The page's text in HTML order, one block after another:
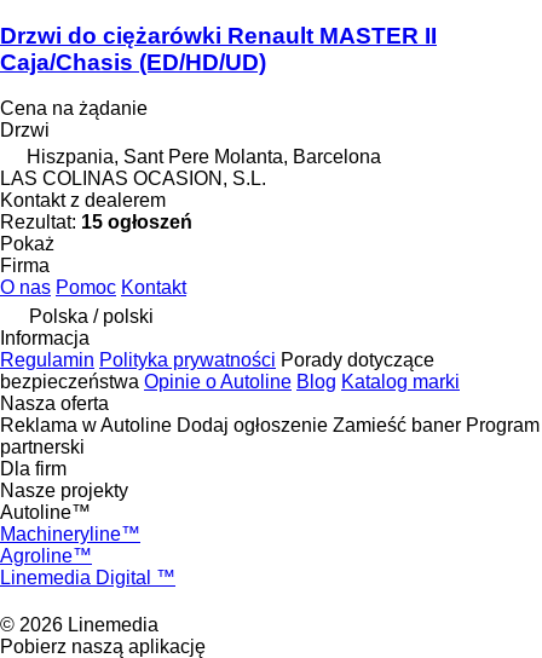
Drzwi do ciężarówki Renault MASTER II
Caja/Chasis (ED/HD/UD)
Cena na żądanie
Drzwi
Hiszpania, Sant Pere Molanta, Barcelona
LAS COLINAS OCASION, S.L.
Kontakt z dealerem
Rezultat: 15 ogłoszeń
Pokaż
Firma
O nas Pomoc Kontakt
Polska / polski
Informacja
Regulamin Polityka prywatności Porady dotyczące
bezpieczeństwa Opinie o Autoline Blog Katalog marki
Nasza oferta
Reklama w Autoline Dodaj ogłoszenie Zamieść baner Program
partnerski
Dla firm
Nasze projekty
Autoline™
Machineryline™
Agroline™
Linemedia Digital ™
© 2026 Linemedia
Pobierz naszą aplikację